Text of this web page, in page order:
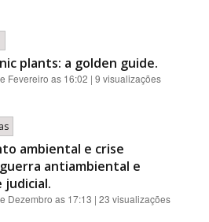
plants: a golden guide.
Fevereiro as 16:02 | 9 visualizações
ambiental e crise
antiambiental e
judicial.
Dezembro as 17:13 | 23 visualizações